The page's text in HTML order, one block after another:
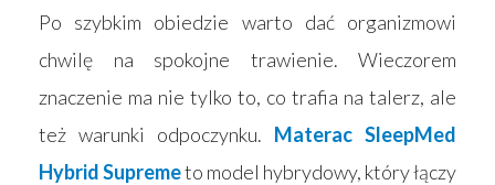
Po szybkim obiedzie warto dać organizmowi
chwilę na spokojne trawienie. Wieczorem
znaczenie ma nie tylko to, co trafia na talerz, ale
też warunki odpoczynku. Materac SleepMed
Hybrid Supremeto model hybrydowy, który łączy